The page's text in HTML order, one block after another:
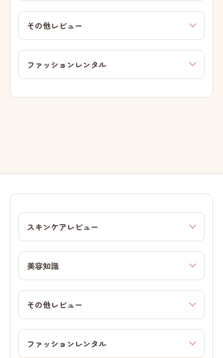
その他レビュー
ファッションレンタル
スキンケアレビュー
美容知識
その他レビュー
ファッションレンタル